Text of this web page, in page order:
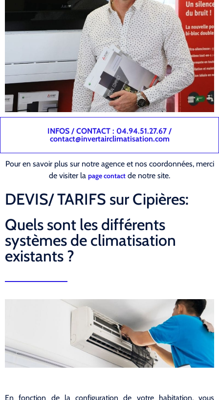
INFOS / CONTACT : 04.94.51.27.67 /
contact@invertairclimatisation.com
Pour en savoir plus sur notre agence et nos coordonnées, merci
de visiter la page contact de notre site.
DEVIS/ TARIFS sur Cipières:
Quels sont les différents
systèmes de climatisation
existants ?
En fonction de la configuration de votre habitation, vous